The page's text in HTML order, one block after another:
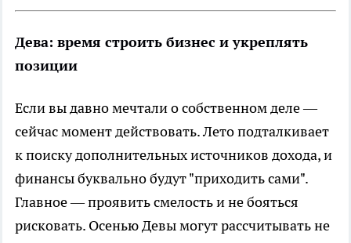
Дева: время строить бизнес и укреплять
позиции
Если вы давно мечтали о собственном деле —
сейчас момент действовать. Лето подталкивает
к поиску дополнительных источников дохода, и
финансы буквально будут "приходить сами".
Главное — проявить смелость и не бояться
рисковать. Осенью Девы могут рассчитывать не